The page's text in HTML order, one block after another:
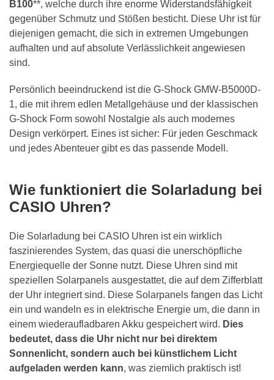
B100**, welche durch ihre enorme Widerstandsfähigkeit
gegenüber Schmutz und Stößen besticht. Diese Uhr ist für
diejenigen gemacht, die sich in extremen Umgebungen
aufhalten und auf absolute Verlässlichkeit angewiesen
sind.
Persönlich beeindruckend ist die G-Shock GMW-B5000D-
1, die mit ihrem edlen Metallgehäuse und der klassischen
G-Shock Form sowohl Nostalgie als auch modernes
Design verkörpert. Eines ist sicher: Für jeden Geschmack
und jedes Abenteuer gibt es das passende Modell.
Wie funktioniert die Solarladung bei
CASIO Uhren?
Die Solarladung bei CASIO Uhren ist ein wirklich
faszinierendes System, das quasi die unerschöpfliche
Energiequelle der Sonne nutzt. Diese Uhren sind mit
speziellen Solarpanels ausgestattet, die auf dem Zifferblatt
der Uhr integriert sind. Diese Solarpanels fangen das Licht
ein und wandeln es in elektrische Energie um, die dann in
einem wiederaufladbaren Akku gespeichert wird. Dies
bedeutet, dass die Uhr nicht nur bei direktem
Sonnenlicht, sondern auch bei künstlichem Licht
aufgeladen werden kann, was ziemlich praktisch ist!